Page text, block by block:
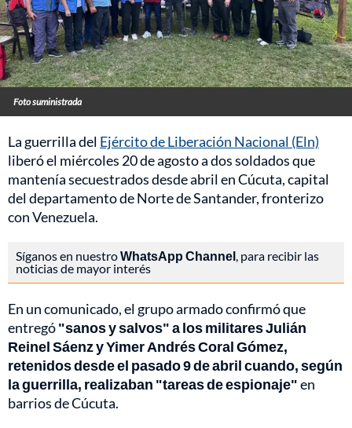
Foto suministrada
La guerrilla del Ejército de Liberación Nacional (Eln)
liberó el miércoles 20 de agosto a dos soldados que
mantenía secuestrados desde abril en Cúcuta, capital
del departamento de Norte de Santander, fronterizo
con Venezuela.
Síganos en nuestroWhatsApp Channel, para recibir las
noticias de mayor interés
En un comunicado, el grupo armado confirmó que
entregó"sanos y salvos" a los militares Julián
Reinel Sáenz y Yimer Andrés Coral Gómez,
retenidos desde el pasado 9 de abril cuando, según
la guerrilla, realizaban "tareas de espionaje"en
barrios de Cúcuta.